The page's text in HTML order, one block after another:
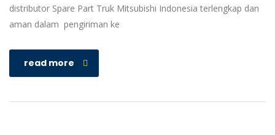
distributor Spare Part Truk Mitsubishi Indonesia terlengkap dan
aman dalam pengiriman ke
read more